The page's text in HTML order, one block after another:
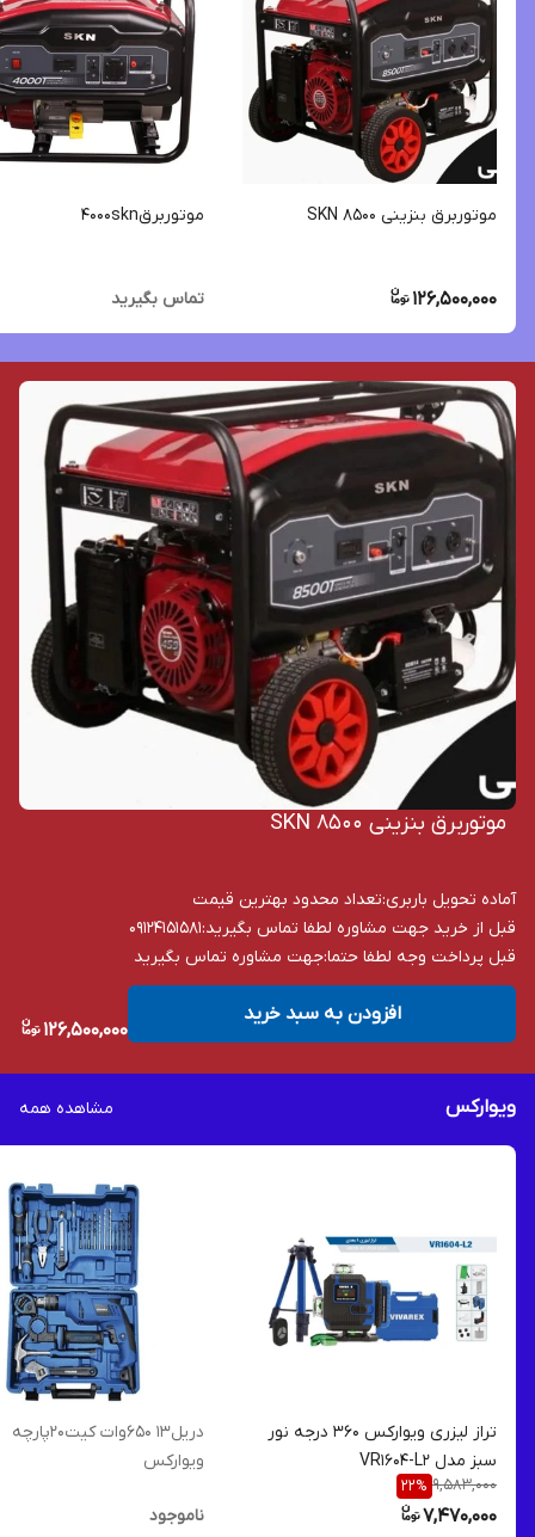
موتوربرق بنزینی SKN 8500
126,500,000
موتوربرق4000skn
تماس بگیرید
موتوربرق بنزینی SKN 8500
آماده تحویل باربری:تعداد محدود بهترین قیمت
قبل از خرید جهت مشاوره لطفا تماس بگیرید:
09124151581
قبل پرداخت وجه لطفا حتما:جهت مشاوره تماس بگیرید
126,500,000
افزودن به سبد خرید
ویوارکس مشاهده همه
تراز لیزری ویوارکس 360 درجه نور
سبز مدل VR1604-L2
9,583,000
22%
7,470,000
دریل13 650وات کیت20پارچه
ویوارکس
ناموجود